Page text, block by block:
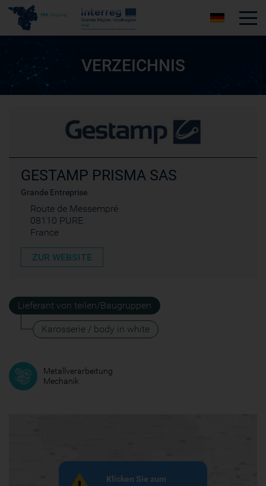
VERZEICHNIS
GESTAMP PRISMA SAS
Grande Entreprise
Route de Messempré
08110 PURE
France
ZUR WEBSITE
Lieferant von teilen/Baugruppen
Karosserie / body in white
Metallverarbeitung
Mechanik
Klicken Sie zum